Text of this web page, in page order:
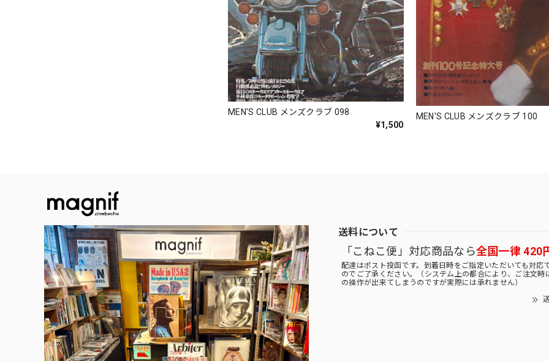
MEN'S CLUB メンズクラブ 098
¥1,500
MEN'S CLUB メンズクラブ 100
送料について
「こねこ便」対応商品なら全国一律 420
配達はポスト投函です。到着日時をご指定いただいても対応
のでご了承ください。（システム上の都合により、ご注文時
の操作が出来てしまうのですが実際には承れません）